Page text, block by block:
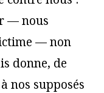
— nous
— non
donne, de
nos supposés